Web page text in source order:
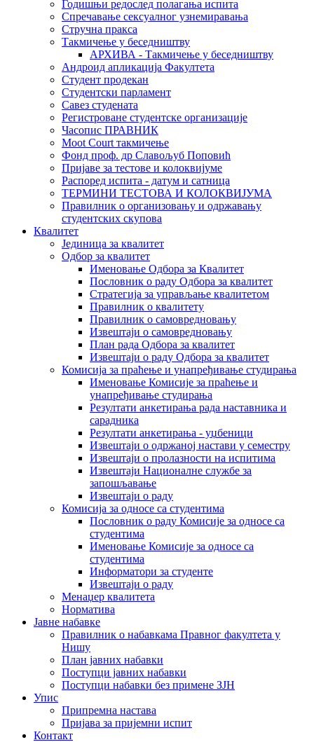
Годишњи редослед полагања испита
Спречавање сексуалног узнемиравања
Стручна пракса
Такмичење у беседништву
АРХИВА - Такмичење у беседништву
Андроид апликација Факултета
Студент продекан
Студентски парламент
Савез студената
Регистроване студентске организације
Часопис ПРАВНИК
Moot Court такмичење
Фонд проф. др Славољуб Поповић
Пријаве за тестове и колоквијуме
Распоред испита - датум и сатница
ТЕРМИНИ ТЕСТОВА И КОЛОКВИЈУМА
Правилник о организовању и одржавању
студентских скупова
Квалитет
Јединица за квалитет
Одбор за квалитет
Именовање Одбора за Квалитет
Пословник о раду Одбора за квалитет
Стратегија за управљање квалитетом
Правилник о квалитету
Правилник о самовредновању
Извештаји о самовредновању
План рада Одбора за квалитет
Извештаји о раду Одбора за квалитет
Комисија за праћење и унапређивање студирања
Именовање Комисије за праћење и
унапређивање студирања
Резултати анкетирања рада наставника и
сарадника
Резултати анкетирања - уџбеници
Извештаји о одржаној настави у семестру
Извештаји о пролазности на испитима
Извештаји Националне службе за
запошљавање
Извештаји о раду
Комисија за односе са студентима
Пословник о раду Комисије за односе са
студентима
Именовање Комисије за односе са
студентима
Информатори за студенте
Извештаји о раду
Менаџер квалитета
Норматива
Јавне набавке
Правилник о набавкама Правног факултета у
Нишу
План јавних набавки
Поступци јавних набавки
Поступци набавки без примене ЗЈН
Упис
Припремна настава
Пријава за пријемни испит
Контакт